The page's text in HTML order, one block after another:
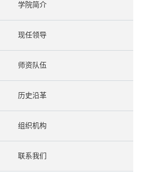
学院简介
现任领导
师资队伍
历史沿革
组织机构
联系我们